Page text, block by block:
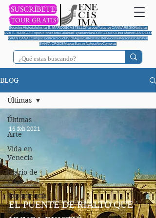
¡SUSCRÍBETE!
¡TOUR GRATIS!
SecretosHistoriaIglesiasS. MARCOSCASTELLOPaseosPalaciosCANNAREGIONoticias
PZA S. MARCOSExposicionesArteCelebrarExperienciasDORSODUROObra MenorSAN POLO
GRAN CANAL CamposEdificioScuolaVidaAguaCallesIslasBebe/comePersonasCarnaval
SANTA CROCEMapasBarcosNaturaAireCompras
BLOG
Últimas
Arte
Vida en
Venecia
Diario de
viaje
Experiencia
Historia
Últimas
EL PUENTE DE RIALTO QUE
16 feb 2021